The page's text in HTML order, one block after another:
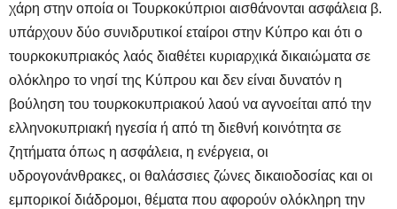
χάρη στην οποία οι Τουρκοκύπριοι αισθάνονται ασφάλεια β.
υπάρχουν δύο συνιδρυτικοί εταίροι στην Κύπρο και ότι ο
τουρκοκυπριακός λαός διαθέτει κυριαρχικά δικαιώματα σε
ολόκληρο το νησί της Κύπρου και δεν είναι δυνατόν η
βούληση του τουρκοκυπριακού λαού να αγνοείται από την
ελληνοκυπριακή ηγεσία ή από τη διεθνή κοινότητα σε
ζητήματα όπως η ασφάλεια, η ενέργεια, οι
υδρογονάνθρακες, οι θαλάσσιες ζώνες δικαιοδοσίας και οι
εμπορικοί διάδρομοι, θέματα που αφορούν ολόκληρη την